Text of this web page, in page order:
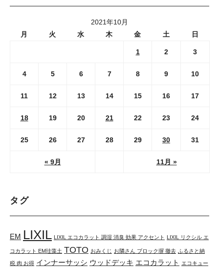
2021年10月
月
火 水 木 金 土 日
« 9月 11月 »
1 2 3
4 5 6 7 8 9 10
11 12 13 14 15 16 17
18 19 20 21 22 23 24
25 26 27 28 29 30 31
タグ
EM LIXIL LIXIL エコカラット 調湿 消臭 効果 アクセント LIXIL リクシル エ
コカラット EM珪藻土 TOTO おみくじ お隣さん ブロック塀 撤去 ふるさと納
税 肉 お得 インナーサッシ ウッドデッキ エコカラット エコキュー